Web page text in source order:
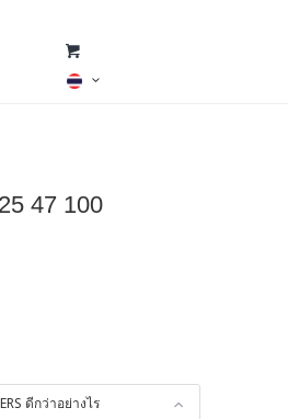
47 100
ดีกว่าอย่างไร